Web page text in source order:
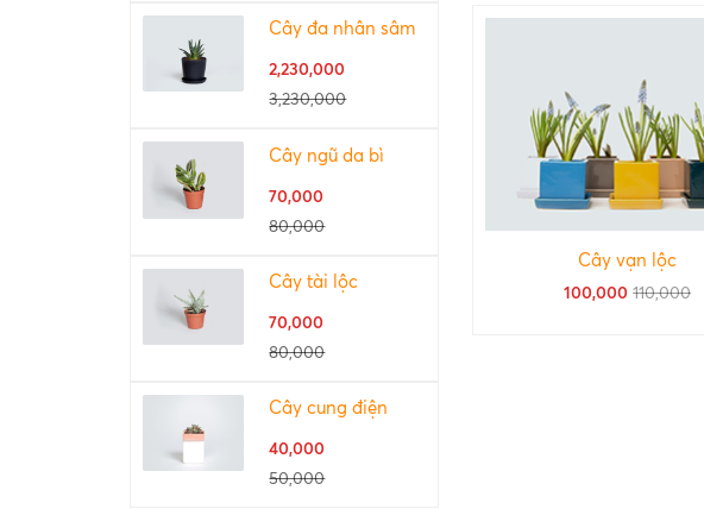
Cây đa nhân sâm
2,230,000
3,230,000
Cây ngũ da bì
70,000
80,000
Cây tài lộc
70,000
80,000
Cây cung điện
40,000
50,000
Cây vạn lộc
100,000 110,000